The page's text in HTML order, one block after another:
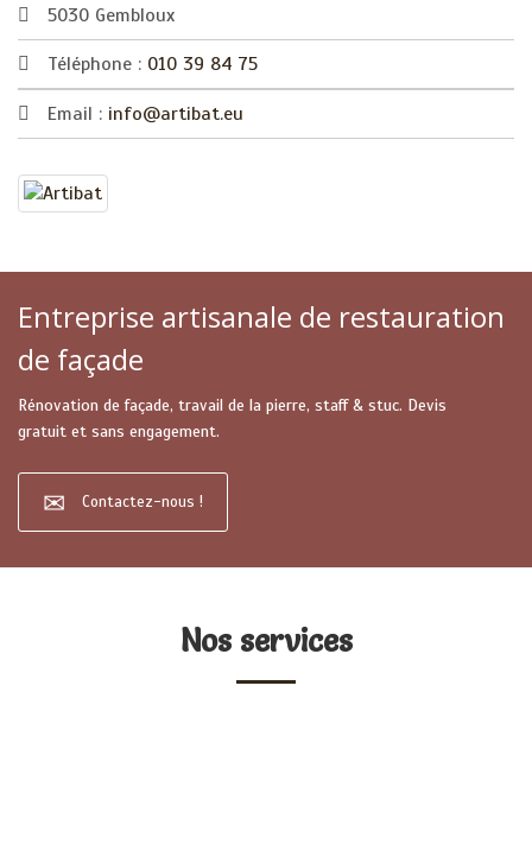
5030 Gembloux
Téléphone : 010 39 84 75
Email : info@artibat.eu
Entreprise artisanale de restauration
de façade
Rénovation de façade, travail de la pierre, staff & stuc. Devis
gratuit et sans engagement.
Contactez-nous !
Nos services